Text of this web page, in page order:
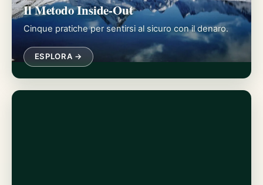
Il Metodo Inside-Out
Cinque pratiche per sentirsi al sicuro con il denaro.
ESPLORA →